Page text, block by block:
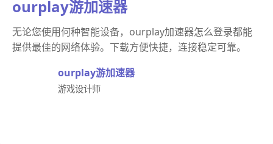
ourplay游加速器
无论您使用何种智能设备，ourplay加速器怎么登录都能
提供最佳的网络体验。下载方便快捷，连接稳定可靠。
ourplay游加速器
游戏设计师